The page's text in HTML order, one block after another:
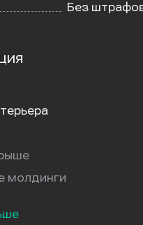
Без
молдинги